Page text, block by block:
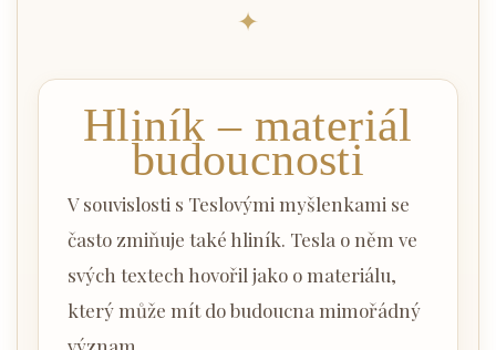
✦
Hliník – materiál
budoucnosti
V souvislosti s Teslovými myšlenkami se
často zmiňuje také hliník. Tesla o něm ve
svých textech hovořil jako o materiálu,
který může mít do budoucna mimořádný